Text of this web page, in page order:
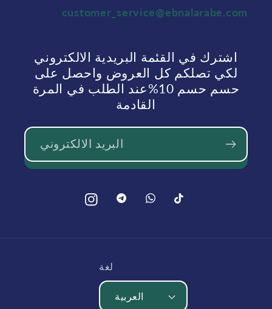
customer_service@ebnalarabe.com
اشترك في القئمة البريدية الالكتروني
لكي تصلكم كل العروض واحصل على
حسم حسم 10%عند الطلب في المرة
القادمة
البريد الالكتروني
انستغرامبينتيريستبينتيريست
تيك
لغة
العربية